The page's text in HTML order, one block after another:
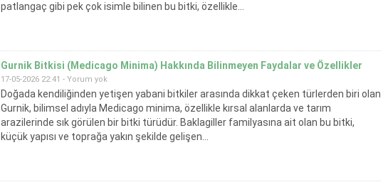
patlangaç gibi pek çok isimle bilinen bu bitki, özellikle...
Gurnik Bitkisi (Medicago Minima) Hakkında Bilinmeyen Faydalar ve Özellikler
17-05-2026 22:41 - Yorum yok
Doğada kendiliğinden yetişen yabani bitkiler arasında dikkat çeken türlerden biri olan
Gurnik, bilimsel adıyla Medicago minima, özellikle kırsal alanlarda ve tarım
arazilerinde sık görülen bir bitki türüdür. Baklagiller familyasına ait olan bu bitki,
küçük yapısı ve toprağa yakın şekilde gelişen...